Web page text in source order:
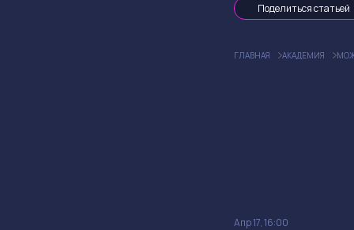
Поделиться статьей
ГЛАВНАЯ АКАДЕМИЯ
Апр 17, 16:00